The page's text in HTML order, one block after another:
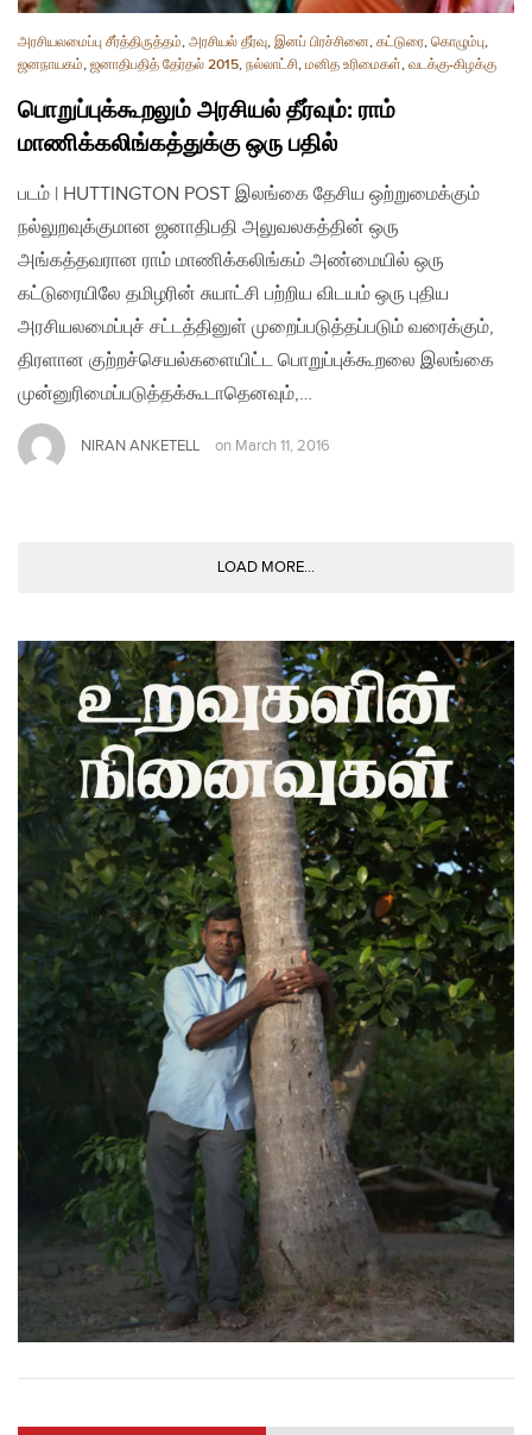
அரசியலமைப்பு சீர்த்திருத்தம், அரசியல் தீர்வு, இனப் பிரச்சினை, கட்டுரை, கொழும்பு,
ஜனநாயகம், ஜனாதிபதித் தேர்தல் 2015, நல்லாட்சி, மனித உரிமைகள், வடக்கு-கிழக்கு
பொறுப்புக்கூறலும் அரசியல் தீர்வும்: ராம்
மாணிக்கலிங்கத்துக்கு ஒரு பதில்
படம் | HUTTINGTON POST இலங்கை தேசிய ஒற்றுமைக்கும்
நல்லுறவுக்குமான ஜனாதிபதி அலுவலகத்தின் ஒரு
அங்கத்தவரான ராம் மாணிக்கலிங்கம் அண்மையில் ஒரு
கட்டுரையிலே தமிழரின் சுயாட்சி பற்றிய விடயம் ஒரு புதிய
அரசியலமைப்புச் சட்டத்தினுள் முறைப்படுத்தப்படும் வரைக்கும்,
திரளான குற்றச்செயல்களையிட்ட பொறுப்புக்கூறலை இலங்கை
முன்னுரிமைப்படுத்தக்கூடாதெனவும்,…
NIRAN ANKETELL on March 11, 2016
LOAD MORE...